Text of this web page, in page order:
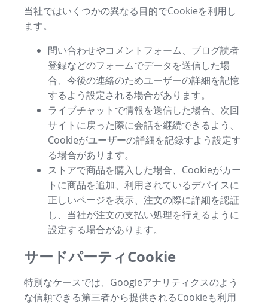
当社ではいくつかの異なる目的でCookieを利用し
ます。
問い合わせやコメントフォーム、ブログ読者
登録などのフォームでデータを送信した場
合、今後の連絡のためユーザーの詳細を記憶
するよう設定される場合があります。
ライブチャットで情報を送信した場合、次回
サイトに戻った際に会話を継続できるよう、
Cookieがユーザーの詳細を記録すよう設定す
る場合があります。
ストアで商品を購入した場合、Cookieがカー
トに商品を追加、利用されているデバイスに
正しいページを表示、注文の際に詳細を認証
し、当社が注文の支払い処理を行えるように
設定する場合があります。
サードパーティCookie
特別なケースでは、Googleアナリティクスのよう
な信頼できる第三者から提供されるCookieも利用